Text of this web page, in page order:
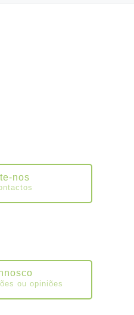
nos
ou opiniões